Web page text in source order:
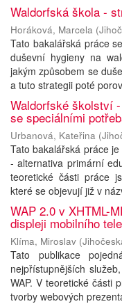
Waldorfská škola -
Horáková, Marcela (
Tato bakalářská práce
duševní hygieny na
jakým způsobem se
a tuto strategii poté
Waldorfské školství
se speciálními
Urbanová, Kateřina (
Tato bakalářská práce
- alternativa primární
teoretické části práce
které se objevují již v
WAP 2.0 v XHTML-
displeji mobilního
Klíma, Miroslav (
Tato publikace
nejpřístupnějších
WAP. V teoretické části
tvorby webových